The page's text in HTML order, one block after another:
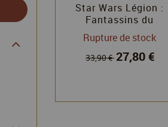
Star Wars Légion :
Fantassins du
Syndicat Pyke
Rupture de stock
33,90 € 27,80 €